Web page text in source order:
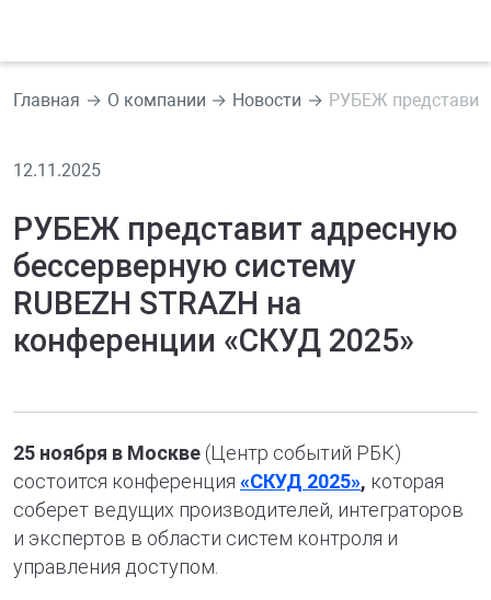
Главная О компании Новости РУБЕЖ представит
12.11.2025
РУБЕЖ представит адресную
бессерверную систему
RUBEZH STRAZH на
конференции «СКУД 2025»
25 ноября в Москве (Центр событий РБК)
состоится конференция «СКУД 2025», которая
соберет ведущих производителей, интеграторов
и экспертов в области систем контроля и
управления доступом.